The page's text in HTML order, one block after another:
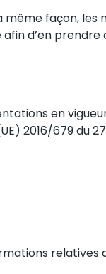
façon,
d’en prendre
en
2016/679 du 27
relatives